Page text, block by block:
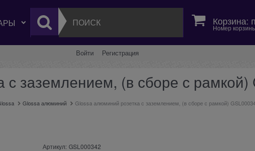
Корзина:
Номер
Войти Регистрация
заземлением, (в сборе с рамкой)
Glossa алюминий Glossa алюминий розетка с заземлением, (в сборе с рамкой)
Артикул: GSL000342